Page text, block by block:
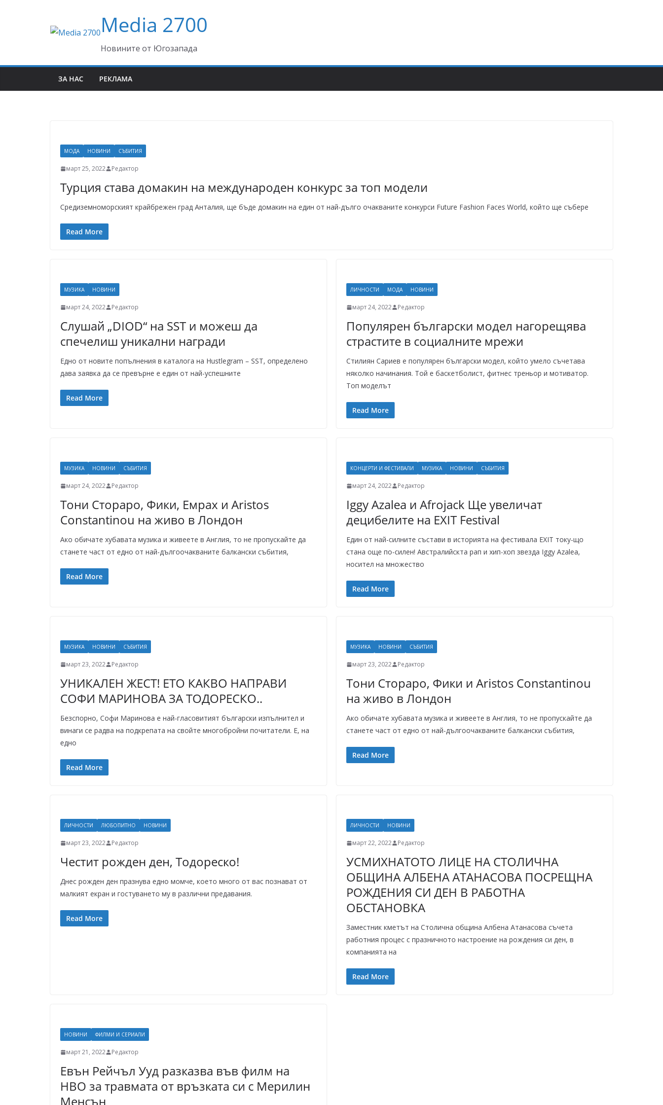
Media 2700
Новините от Югозапада
ЗА НАС РЕКЛАМА
МОДА НОВИНИ СЪБИТИЯ
март 25, 2022 Редактор
Турция става домакин на международен конкурс за топ модели
Средиземноморският крайбрежен град Анталия, ще бъде домакин на един от най-дълго очакваните конкурси Future Fashion Faces World, който ще събере
Read More
МУЗИКА НОВИНИ
март 24, 2022 Редактор
Слушай „DIOD“ на SST и можеш да
спечелиш уникални награди
Едно от новите попълнения в каталога на Hustlegram – SST, определено
дава заявка да се превърне е един от най-успешните
Read More
ЛИЧНОСТИ МОДА НОВИНИ
март 24, 2022 Редактор
Популярен български модел нагорещява
страстите в социалните мрежи
Стилиян Сариев е популярен български модел, който умело съчетава
няколко начинания. Той е баскетболист, фитнес треньор и мотиватор.
Топ моделът
Read More
МУЗИКА НОВИНИ СЪБИТИЯ
март 24, 2022 Редактор
Тони Стораро, Фики, Емрах и Aristos
Constantinou на живо в Лондон
Ако обичате хубавата музика и живеете в Англия, то не пропускайте да
станете част от едно от най-дългоочакваните балкански събития,
Read More
КОНЦЕРТИ И ФЕСТИВАЛИ МУЗИКА НОВИНИ СЪБИТИЯ
март 24, 2022 Редактор
Iggy Azalea и Afrojack Ще увеличат
децибелите на EXIT Festival
Един от най-силните състави в историята на фестивала EXIT току-що
стана още по-силен! Австралийскта рап и хип-хоп звезда Iggy Azalea,
носител на множество
Read More
МУЗИКА НОВИНИ СЪБИТИЯ
март 23, 2022 Редактор
УНИКАЛЕН ЖЕСТ! ЕТО КАКВО НАПРАВИ
СОФИ МАРИНОВА ЗА ТОДОРЕСКО..
Безспорно, Софи Маринова е най-гласовитият български изпълнител и
винаги се радва на подкрепата на свойте многобройни почитатели. Е, на
едно
Read More
МУЗИКА НОВИНИ СЪБИТИЯ
март 23, 2022 Редактор
Тони Стораро, Фики и Aristos Constantinou
на живо в Лондон
Ако обичате хубавата музика и живеете в Англия, то не пропускайте да
станете част от едно от най-дългоочакваните балкански събития,
Read More
ЛИЧНОСТИ ЛЮБОПИТНО НОВИНИ
март 23, 2022 Редактор
Честит рожден ден, Тодореско!
Днес рожден ден празнува едно момче, което много от вас познават от
малкият екран и гостуването му в различни предавания.
Read More
ЛИЧНОСТИ НОВИНИ
март 22, 2022 Редактор
УСМИХНАТОТО ЛИЦЕ НА СТОЛИЧНА
ОБЩИНА АЛБЕНА АТАНАСОВА ПОСРЕЩНА
РОЖДЕНИЯ СИ ДЕН В РАБОТНА
ОБСТАНОВКА
Заместник кметът на Столична община Албена Атанасова съчета
работния процес с празничното настроение на рождения си ден, в
компанията на
Read More
НОВИНИ ФИЛМИ И СЕРИАЛИ
март 21, 2022 Редактор
Евън Рейчъл Ууд разказва във филм на
HBO за травмата от връзката си с Мерилин
Менсън